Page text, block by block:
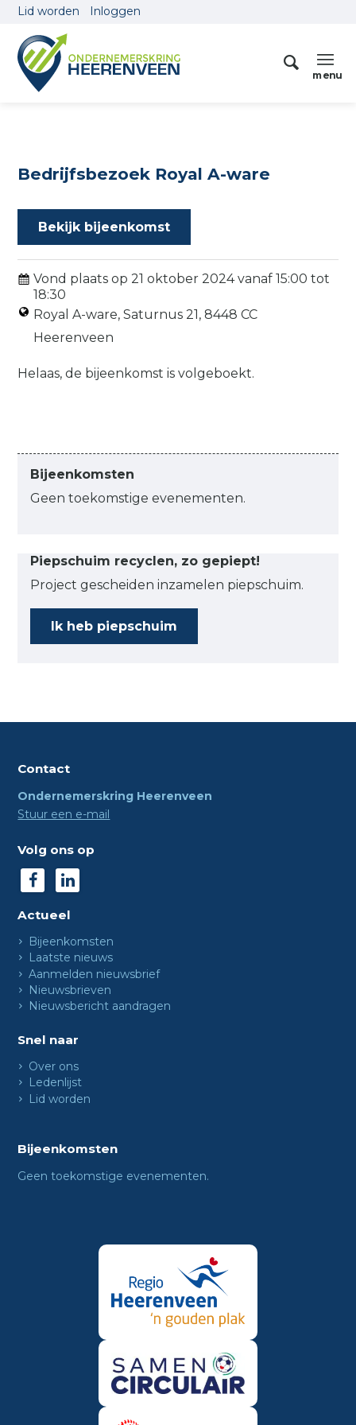
Lid worden Inloggen
Bedrijfsbezoek Royal A-ware
Bekijk bijeenkomst
Vond plaats op21 oktober 2024 vanaf15:00 tot
18:30
Royal A-ware, Saturnus 21, 8448 CC
Heerenveen
Helaas, de bijeenkomst is volgeboekt.
Bijeenkomsten
Geen toekomstige evenementen.
Piepschuim recyclen, zo gepiept!
Project gescheiden inzamelen piepschuim.
Ik heb piepschuim
Contact
Ondernemerskring Heerenveen
Stuur een e-mail
Volg ons op
Actueel
Bijeenkomsten
Laatste nieuws
Aanmelden nieuwsbrief
Nieuwsbrieven
Nieuwsbericht aandragen
Snel naar
Over ons
Ledenlijst
Lid worden
Bijeenkomsten
Geen toekomstige evenementen.